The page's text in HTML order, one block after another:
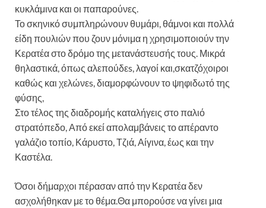
κυκλάμινα και οι παπαρούνες.
Το σκηνικό συμπληρώνουν θυμάρι, θάμνοι και πολλά
είδη πουλιών που ζουν μόνιμα η χρησιμοποιούν την
Κερατέα στο δρόμο της μετανάστευσής τους. Μικρά
θηλαστικά, όπως αλεπούδεs, λαγοί και,σκατζόχοιροι
καθώς και χελώνεs, διαμορφώνουν το ψηφιδωτό της
φύσης,
Στο τέλος της διαδρομής καταλήγεις στο παλιό
στρατόπεδο, Από εκεί απολαμβάνεις το απέραντο
γαλάζιο τοπίο, Κάρυστο, Τζιά, Αίγινα, έως και την
Καστέλα.
Όσοι δήμαρχοι πέρασαν από την Κερατέα δεν
ασχολήθηκαν με το θέμα.Θα μπορούσε να γίνει μια